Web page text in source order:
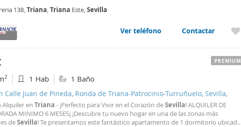
metros del entorno de la TorreSevilla
138,Triana,Triana Este,Sevilla
Ver teléfono Contactar
2 1 Hab 1 Baño
Calle Juan de Pineda, Ronda de Triana-Patrocinio-Turruñuelo, Sevilla,
Alquiler en Triana - ¡Perfecto para Vivir en el Corazón deSevilla! ALQUILER DE
MINIMO 6 MESES¡ ¡Descubre tu nuevo hogar en una de las zonas más
deSevilla! Te presentamos este fantástico apartamento de 1 dormitorio ubicado
PREMIUM